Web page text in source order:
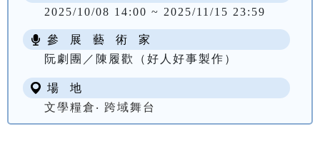
2025/10/08 14:00 ~ 2025/11/15 23:59
參 展 藝 術 家
阮劇團／陳履歡（好人好事製作）
場 地
文學糧倉‧ 跨域舞台